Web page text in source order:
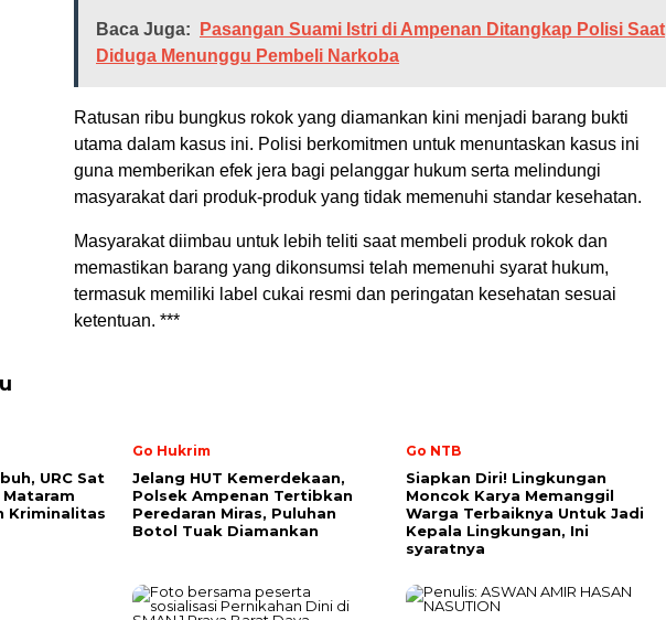
Baca Juga:
Pasangan Suami Istri di Ampenan Ditangkap Polisi Saat
Diduga Menunggu Pembeli Narkoba
Ratusan ribu bungkus rokok yang diamankan kini menjadi barang bukti
utama dalam kasus ini. Polisi berkomitmen untuk menuntaskan kasus ini
guna memberikan efek jera bagi pelanggar hukum serta melindungi
masyarakat dari produk-produk yang tidak memenuhi standar kesehatan.
Masyarakat diimbau untuk lebih teliti saat membeli produk rokok dan
memastikan barang yang dikonsumsi telah memenuhi syarat hukum,
termasuk memiliki label cukai resmi dan peringatan kesehatan sesuai
ketentuan. ***
URC Sat
Kriminalitas
Go Hukrim
Jelang HUT Kemerdekaan,
Polsek Ampenan Tertibkan
Peredaran Miras, Puluhan
Botol Tuak Diamankan
Go NTB
Siapkan Diri! Lingkungan
Moncok Karya Memanggil
Warga Terbaiknya Untuk Jadi
Kepala Lingkungan, Ini
syaratnya